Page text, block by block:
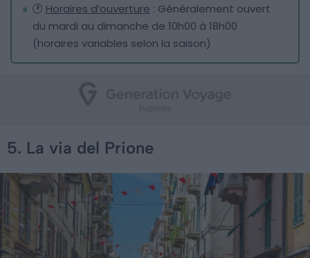
🕐 Horaires d’ouverture : Généralement ouvert
du mardi au dimanche de 10h00 à 18h00
(horaires variables selon la saison)
5. La via del Prione